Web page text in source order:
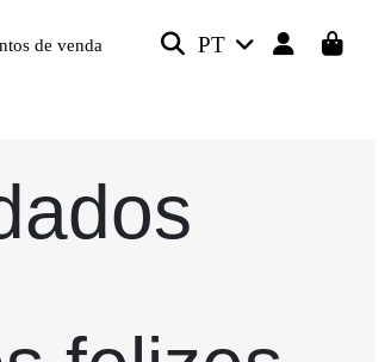
de venda PT